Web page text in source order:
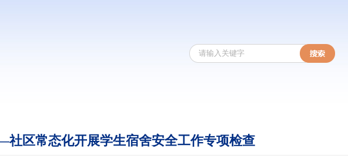
区常态化开展学生宿舍安全工作专项检查